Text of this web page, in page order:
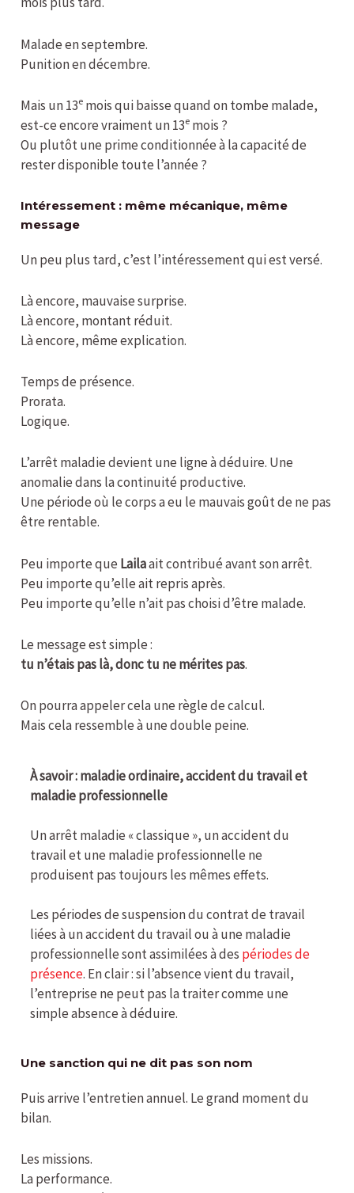
Malade en septembre.
Punition en décembre.
Mais un 13e mois qui baisse quand on tombe malade,
est-ce encore vraiment un 13e mois ?
Ou plutôt une prime conditionnée à la capacité de
rester disponible toute l’année ?
Intéressement : même mécanique, même
message
Un peu plus tard, c’est l’intéressement qui est versé.
Là encore, mauvaise surprise.
Là encore, montant réduit.
Là encore, même explication.
Temps de présence.
Prorata.
Logique.
L’arrêt maladie devient une ligne à déduire. Une
anomalie dans la continuité productive.
Une période où le corps a eu le mauvais goût de ne pas
être rentable.
Peu importe que Lailaait contribué avant son arrêt.
Peu importe qu’elle ait repris après.
Peu importe qu’elle n’ait pas choisi d’être malade.
Le message est simple :
tu n’étais pas là, donc tu ne mérites pas.
On pourra appeler cela une règle de calcul.
Mais cela ressemble à une double peine.
À savoir : maladie ordinaire, accident du travail et
maladie professionnelle
Un arrêt maladie « classique », un accident du
travail et une maladie professionnelle ne
produisent pas toujours les mêmes effets.
Les périodes de suspension du contrat de travail
liées à un accident du travail ou à une maladie
professionnelle sont assimilées à des périodes de
présence. En clair : si l’absence vient du travail,
l’entreprise ne peut pas la traiter comme une
simple absence à déduire.
Une sanction qui ne dit pas son nom
Puis arrive l’entretien annuel. Le grand moment du
bilan.
Les missions.
La performance.